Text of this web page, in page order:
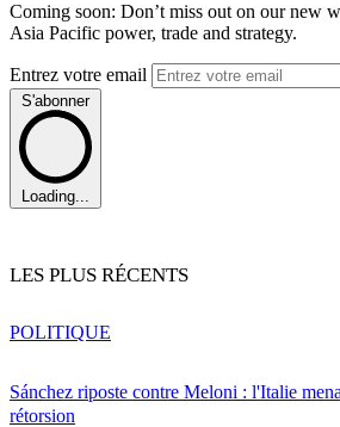
Coming soon: Don’t miss out on our new
Asia Pacific power, trade and strategy.
Entrez votre email
S'abonner
Loading...
LES PLUS RÉCENTS
Sánchez riposte contre Meloni : l'Italie
rétorsion
POLITIQUE